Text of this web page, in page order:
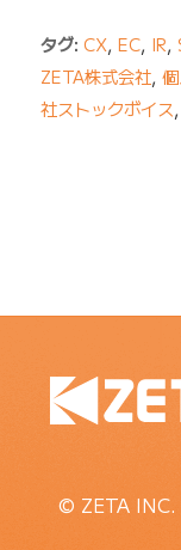
タグ: CX, EC, IR,
ZETA株式会社,
社ストックボイス,
© ZETA